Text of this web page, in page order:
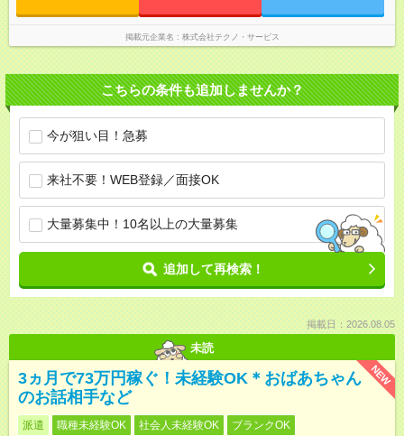
掲載元企業名 株式会社テクノ・サービス
こちらの条件も追加しませんか？
今が狙い目！急募
来社不要！WEB登録／面接OK
大量募集中！10名以上の大量募集
追加して再検索！
掲載日：2026.08.05
未読
NEW
3ヵ月で73万円稼ぐ！未経験OK＊おばあちゃん
のお話相手など
派遣 職種未経験OK 社会人未経験OK ブランクOK